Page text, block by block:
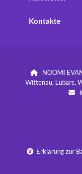
Kontakte

NOOMI
Wittenau, Lübars,

 Erklärung zur